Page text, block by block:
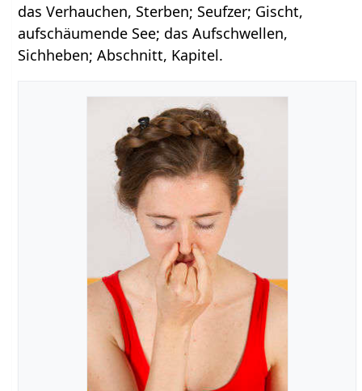
das Verhauchen, Sterben; Seufzer; Gischt,
aufschäumende See; das Aufschwellen,
Sichheben; Abschnitt, Kapitel.